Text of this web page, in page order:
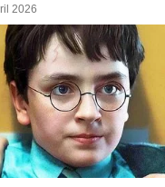
2026